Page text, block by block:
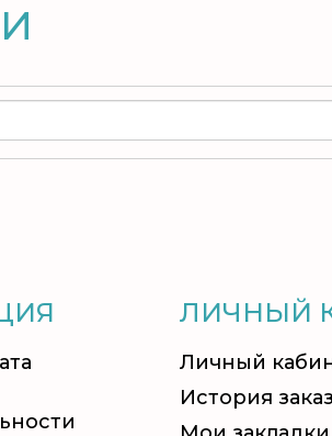
ЛИЧНЫЙ
Личный
История